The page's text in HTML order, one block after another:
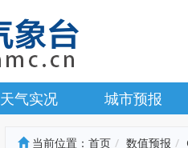
天气实况 城市预报
当前位置： 首页 数值预报